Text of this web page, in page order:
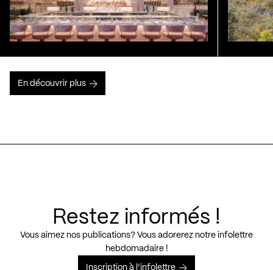
En découvrir plus
Restez informés !
Vous aimez nos publications? Vous adorerez notre infolettre
hebdomadaire !
Inscription à l’infolettre